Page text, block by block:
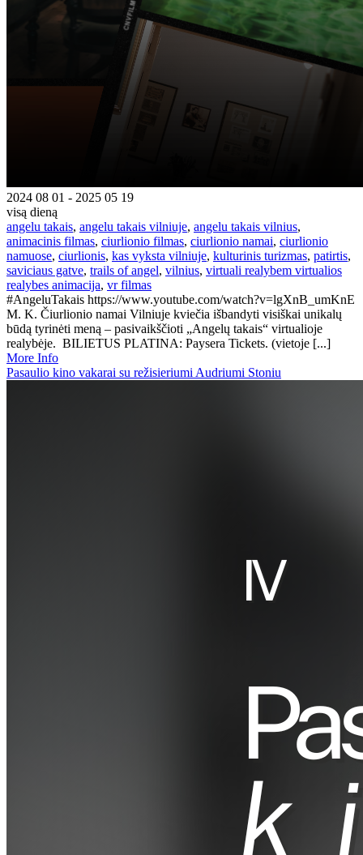
2024 08 01 - 2025 05 19
visą dieną
angelu takais, angelu takais vilniuje, angelu takais vilnius,
animacinis filmas, ciurlionio filmas, ciurlionio namai, ciurlionio
namuose, ciurlionis, kas vyksta vilniuje, kulturinis turizmas, patirtis,
saviciaus gatve, trails of angel, vilnius, virtuali realybem virtualios
realybes animacija, vr filmas
#AngeluTakais https://www.youtube.com/watch?v=lgXnB_umKnE
M. K. Čiurlionio namai Vilniuje kviečia išbandyti visiškai unikalų
būdą tyrinėti meną – pasivaikščioti „Angelų takais“ virtualioje
realybėje. BILIETUS PLATINA: Paysera Tickets. (vietoje [...]
More Info
Pasaulio kino vakarai su režisieriumi Audriumi Stoniu